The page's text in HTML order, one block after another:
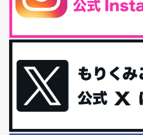
腸活は「食事」だけだと思ってい
腸内環境を整えることは、健康維
最近お風呂上がりの炭酸水をシリ
に髪と爪が丈夫になった気がする。
体に優しい、私のふるさと納税５選
今回は、最近毎回定期的に購入し
礼品トップ５を紹介します。今まで